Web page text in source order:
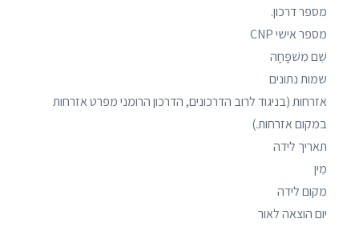
מספר דרכון.
מספר אישי CNP
שֵׁם מִשׁפָּחָה
שמות נתונים
אזרחות (בניגוד לרוב הדרכונים, הדרכון הרומני מפרט אזרחות
במקום אזרחות.)
תאריך לידה
מִין
מקום לידה
יום הוצאה לאור